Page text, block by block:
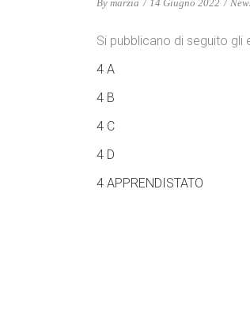
By marzia 14 Giugno 2022
Si pubblicano di seguito gli
4 A
4 B
4 C
4 D
4 APPRENDISTATO